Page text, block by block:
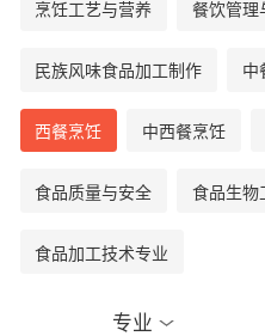
烹饪工艺与营养 餐饮管理
民族风味食品加工制作 中
西餐烹饪 中西餐烹饪
食品质量与安全 食品生物
食品加工技术专业
专业